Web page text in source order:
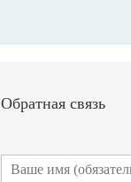
Обратная связь